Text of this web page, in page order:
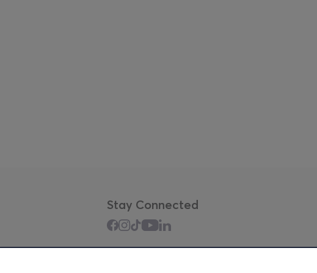
Stay Connected